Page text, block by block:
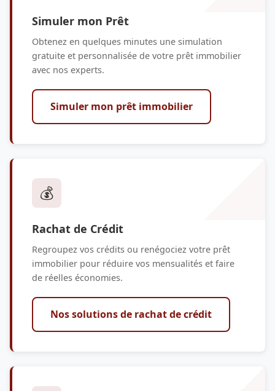
Simuler mon Prêt
Obtenez en quelques minutes une simulation
gratuite et personnalisée de votre prêt immobilier
avec nos experts.
Simuler mon prêt immobilier
💰
Rachat de Crédit
Regroupez vos crédits ou renégociez votre prêt
immobilier pour réduire vos mensualités et faire
de réelles économies.
Nos solutions de rachat de crédit